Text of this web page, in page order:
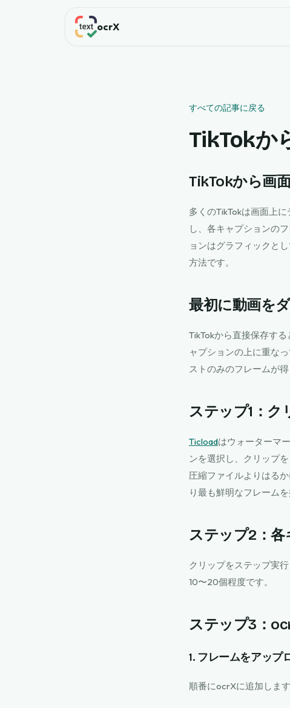
ocrX
すべての記事に戻る
TikTokか
TikTokから画
多くのTikTokは画面上
し、各キャプションの
ョンはグラフィックと
方法です。
最初に動画を
TikTokから直接保存す
ャプションの上に重な
ストのみのフレームが得
ステップ1：ク
Ticloadはウォーターマ
ンを選択し、クリップ
圧縮ファイルよりはる
り最も鮮明なフレームを
ステップ2：
クリップをステップ実
10〜20個程度です。
ステップ3：
1. フレームをアップ
順番にocrXに追加します